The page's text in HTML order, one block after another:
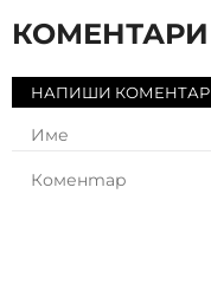
КОМЕНТАРИ
НАПИШИ КОМЕНТАР